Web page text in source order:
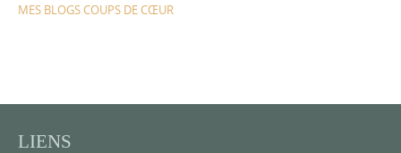
MES BLOGS COUPS DE CŒUR
LIENS